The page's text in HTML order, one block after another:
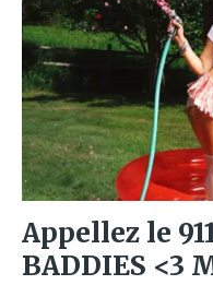
Appellez le
BADDIES <3